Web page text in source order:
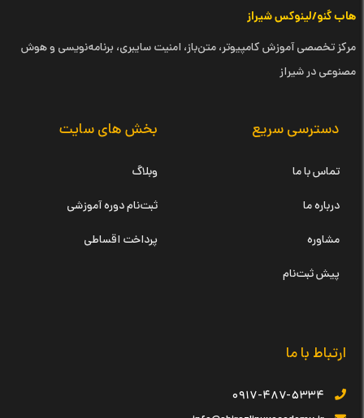
هاب گنو/لینوکس شیراز
مرکز تخصصی آموزش کامپیوتر، متن‌باز، امنیت سایبری، برنامه‌نویسی و هوش
مصنوعی در شیراز
دسترسی سریع
تماس با ما
درباره ما
مشاوره
پیش ثبت‌نام
بخش های سایت
وبلاگ
ثبت‌نام دوره آموزشی
پرداخت اقساطی
ارتباط با ما
۰۹۱۷-۴۸۷-۵۳۳۴